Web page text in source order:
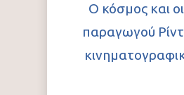
Ο κόσμος και
παραγωγού